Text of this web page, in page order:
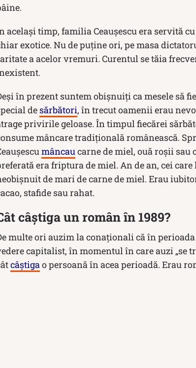
același timp, familia Ceaușescu era servită
exotice. Nu de puține ori, pe masa
a acelor vremuri. Curentul se tăia
în prezent suntem obișnuiți ca mesele să
de sărbători, în trecut oamenii erau
privirile geloase. În timpul fiecărei
mâncare tradițională românească.
mâncaucarne de miel, ouă roșii sau
era friptura de miel. An de an, cei
de mari de carne de miel. Erau
stafide sau rahat.
câștiga un român în 1989?
multe ori auzim la conaționali că în
capitalist, în momentul în care auzi „se
câștigao persoană în acea perioadă. Erau